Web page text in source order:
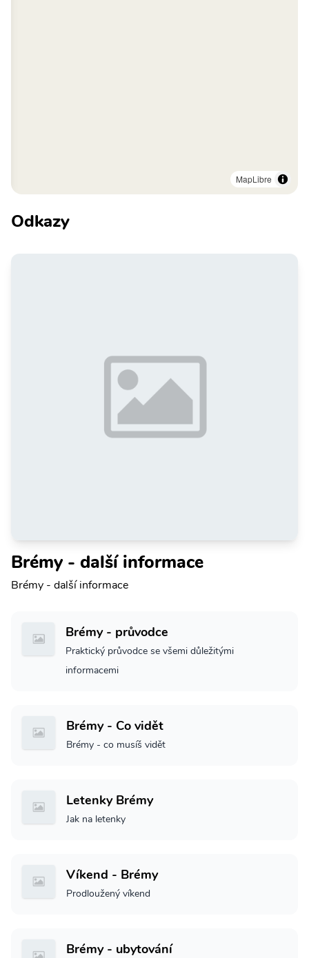
MapLibre
Odkazy
Brémy - další informace
Brémy - další informace
Brémy - průvodce
Praktický průvodce se všemi důležitými
informacemi
Brémy - Co vidět
Brémy - co musíš vidět
Letenky Brémy
Jak na letenky
Víkend - Brémy
Prodloužený víkend
Brémy - ubytování